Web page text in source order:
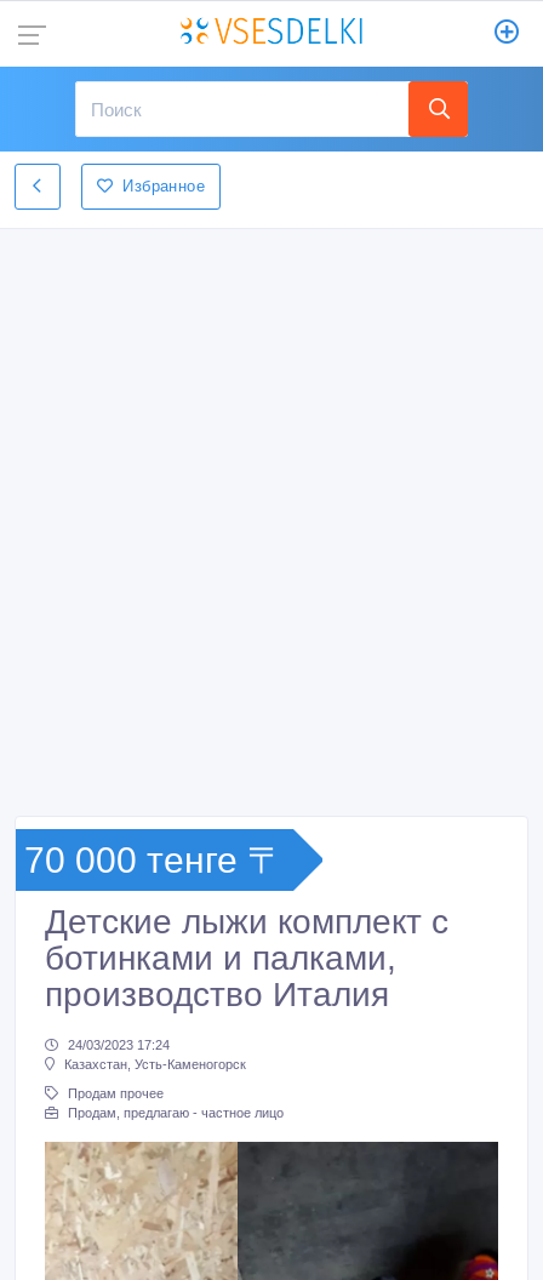
Избранное
70 000 тенге 〒
Детские лыжи комплект с
ботинками и палками,
производство Италия
24/03/2023 17:24
Казахстан, Усть-Каменогорск
Продам прочее
Продам, предлагаю - частное лицо